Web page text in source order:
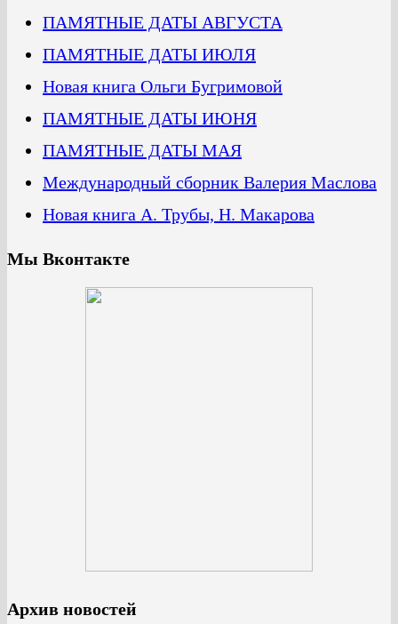
ПАМЯТНЫЕ ДАТЫ АВГУСТА
ПАМЯТНЫЕ ДАТЫ ИЮЛЯ
Новая книга Ольги Бугримовой
ПАМЯТНЫЕ ДАТЫ ИЮНЯ
ПАМЯТНЫЕ ДАТЫ МАЯ
Международный сборник Валерия Маслова
Новая книга А. Трубы, Н. Макарова
Мы Вконтакте
Архив новостей